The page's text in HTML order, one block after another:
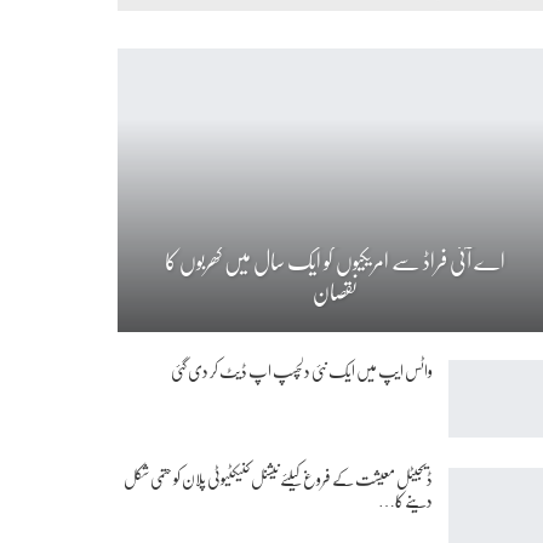
اے آئی فراڈ سے امریکیوں کو ایک سال میں کھربوں کا
نقصان
واٹس ایپ میں ایک نئی دلچسپ اپ ڈیٹ کر دی گئی
ڈیجیٹل معیشت کے فروغ کیلئے نیشنل کنیکٹیوٹی پلان کو حتمی شکل
دینے کا…